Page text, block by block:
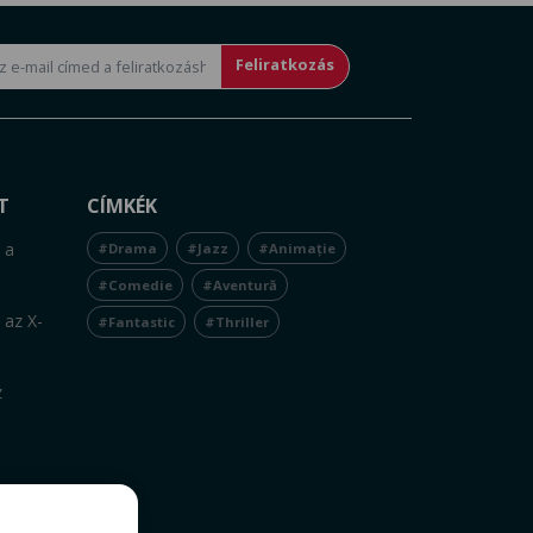
Feliratkozás
a
X-
CÍMKÉK
#Drama #Jazz #Animație
#Comedie #Aventură
#Fantastic #Thriller